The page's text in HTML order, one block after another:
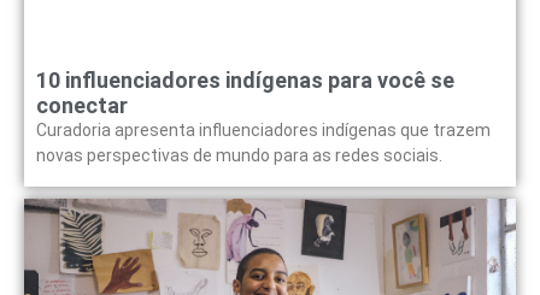
10 influenciadores indígenas para você se
conectar
Curadoria apresenta influenciadores indígenas que trazem
novas perspectivas de mundo para as redes sociais.